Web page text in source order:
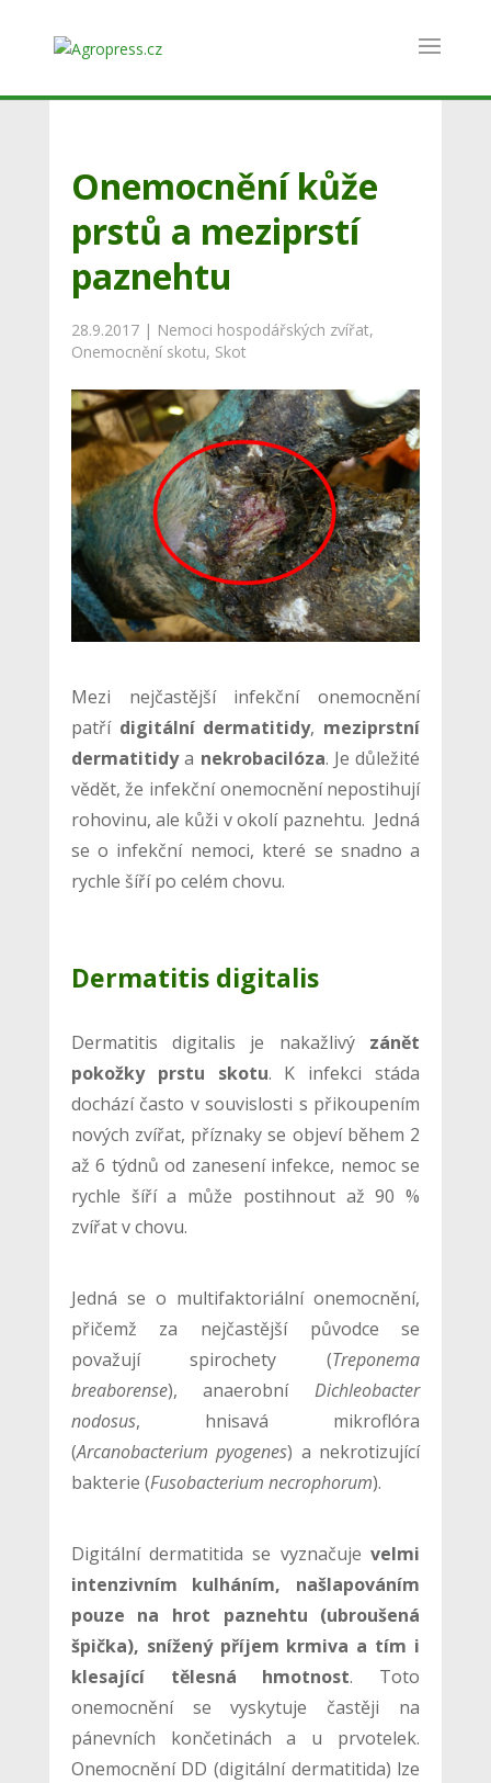
Onemocnění kůže
prstů a meziprstí
paznehtu
28.9.2017| Nemoci hospodářských zvířat,
Onemocnění skotu, Skot
Mezi nejčastější infekční onemocnění
patří digitální dermatitidy, meziprstní
dermatitidya nekrobacilóza. Je důležité
vědět, že infekční onemocnění nepostihují
rohovinu, ale kůži v okolí paznehtu. Jedná
se o infekční nemoci, které se snadno a
rychle šíří po celém chovu.
Dermatitis digitalis
Dermatitis digitalis je nakažlivýzánět
pokožky prstu skotu. K infekci stáda
dochází často v souvislosti s přikoupením
nových zvířat, příznaky se objeví během 2
až 6 týdnů od zanesení infekce, nemoc se
rychle šíří a může postihnout až 90 %
zvířat v chovu.
Jedná se o multifaktoriální onemocnění,
přičemž za nejčastější původce se
považují spirochety (Treponema
breaborense), anaerobníDichleobacter
nodosus, hnisavá mikroflóra
(Arcanobacterium pyogenes) a nekrotizující
bakterie (Fusobacterium necrophorum).
Digitální dermatitida se vyznačujevelmi
intenzivním kulháním, našlapováním
pouze na hrot paznehtu (ubroušená
špička), snížený příjem krmiva a tím i
klesající tělesná hmotnost. Toto
onemocnění se vyskytuje častěji na
pánevních končetinách a u prvotelek.
Onemocnění DD (digitální dermatitida) lze